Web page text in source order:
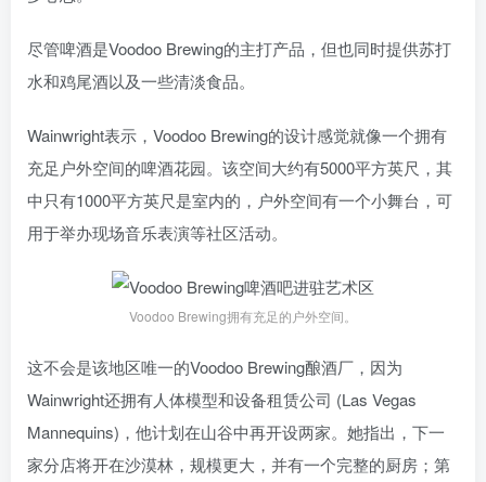
尽管啤酒是Voodoo Brewing的主打产品，但也同时提供苏打
水和鸡尾酒以及一些清淡食品。
Wainwright表示，Voodoo Brewing的设计感觉就像一个拥有
充足户外空间的啤酒花园。该空间大约有5000平方英尺，其
中只有1000平方英尺是室内的，户外空间有一个小舞台，可
用于举办现场音乐表演等社区活动。
Voodoo Brewing拥有充足的户外空间。
这不会是该地区唯一的Voodoo Brewing酿酒厂，因为
Wainwright还拥有人体模型和设备租赁公司 (Las Vegas
Mannequins)，他计划在山谷中再开设两家。她指出，下一
家分店将开在沙漠林，规模更大，并有一个完整的厨房；第